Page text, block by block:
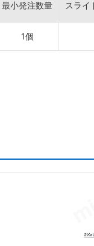
最小発注数量 スライ
1個